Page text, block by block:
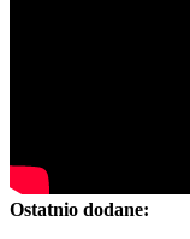
Ostatnio dodane: